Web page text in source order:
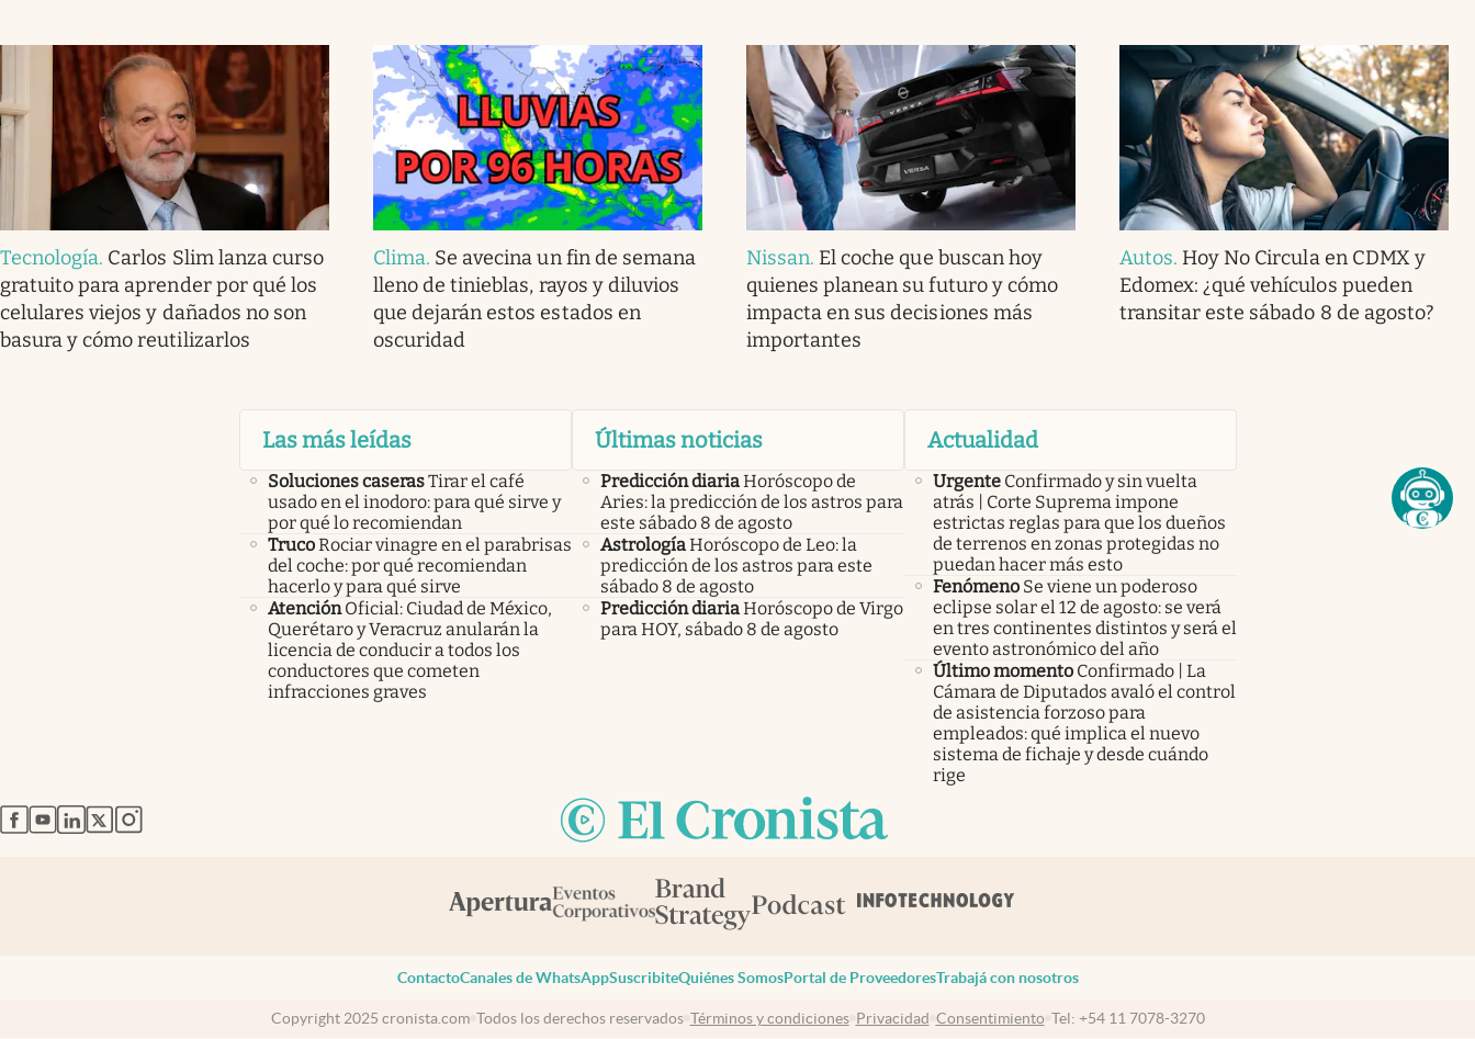
Tecnología. Carlos Slim lanza curso
gratuito para aprender por qué los
celulares viejos y dañados no son
basura y cómo reutilizarlos
Clima. Se avecina un fin de semana
lleno de tinieblas, rayos y diluvios
que dejarán estos estados en
oscuridad
Nissan. El coche que buscan hoy
quienes planean su futuro y cómo
impacta en sus decisiones más
importantes
Autos. Hoy No Circula en CDMX y
Edomex: ¿qué vehículos pueden
transitar este sábado 8 de agosto?
Las más leídas
Soluciones caserasTirar el café
usado en el inodoro: para qué sirve y
por qué lo recomiendan
TrucoRociar vinagre en el parabrisas
del coche: por qué recomiendan
hacerlo y para qué sirve
Atención Oficial: Ciudad de México,
Querétaro y Veracruz anularán la
licencia de conducir a todos los
conductores que cometen
infracciones graves
Últimas noticias
Predicción diariaHoróscopo de
Aries: la predicción de los astros para
este sábado 8 de agosto
AstrologíaHoróscopo de Leo: la
predicción de los astros para este
sábado 8 de agosto
Predicción diariaHoróscopo de Virgo
para HOY, sábado 8 de agosto
Actualidad
Urgente Confirmado y sin vuelta
atrás | Corte Suprema impone
estrictas reglas para que los dueños
de terrenos en zonas protegidas no
puedan hacer más esto
Fenómeno Se viene un poderoso
eclipse solar el 12 de agosto: se verá
en tres continentes distintos y será el
evento astronómico del año
Último momento Confirmado | La
Cámara de Diputados avaló el control
de asistencia forzoso para
empleados: qué implica el nuevo
sistema de fichaje y desde cuándo
rige
abre en nueva pestaña
abre en nueva pestaña
abre en nueva pestaña
abre en nueva pestaña
abre en nueva pestaña
ContactoCanales de WhatsAppSuscribiteQuiénes SomosPortal de ProveedoresTrabajá con nosotros
Copyright 2025 cronista.com Todos los derechos reservados Términos y condiciones Privacidad Consentimiento Tel: +54 11 7078-3270